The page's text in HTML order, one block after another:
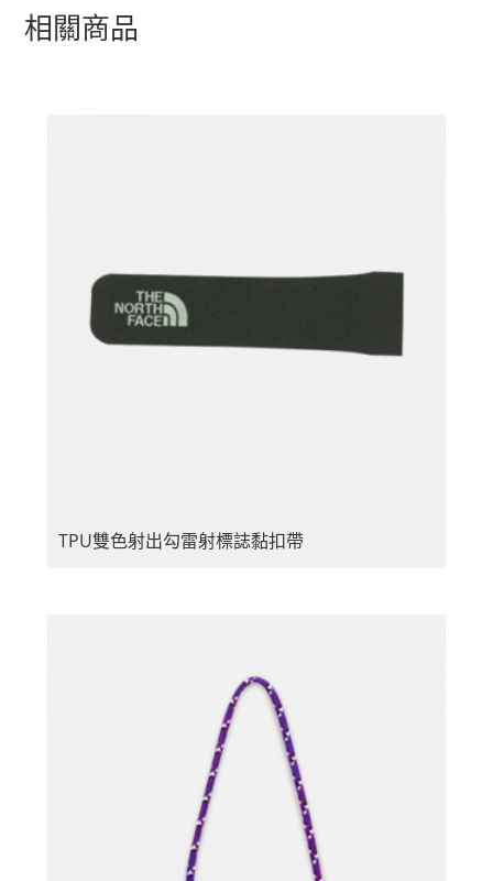
相關商品
TPU雙色射出勾雷射標誌黏扣帶